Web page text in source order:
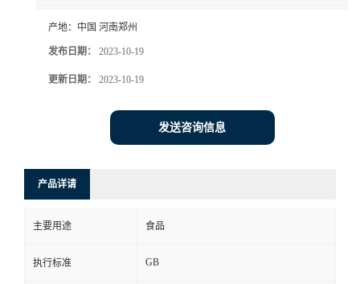
产地： 中国 河南郑州
发布日期： 2023-10-19
更新日期： 2023-10-19
发送咨询信息
产品详请
主要用途 食品
执行标准 GB